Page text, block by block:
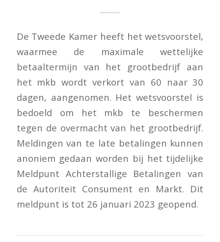
De Tweede Kamer heeft het wetsvoorstel,
waarmee de maximale wettelijke
betaaltermijn van het grootbedrijf aan
het mkb wordt verkort van 60 naar 30
dagen, aangenomen. Het wetsvoorstel is
bedoeld om het mkb te beschermen
tegen de overmacht van het grootbedrijf.
Meldingen van te late betalingen kunnen
anoniem gedaan worden bij het tijdelijke
Meldpunt Achterstallige Betalingen van
de Autoriteit Consument en Markt. Dit
meldpunt is tot 26 januari 2023 geopend.